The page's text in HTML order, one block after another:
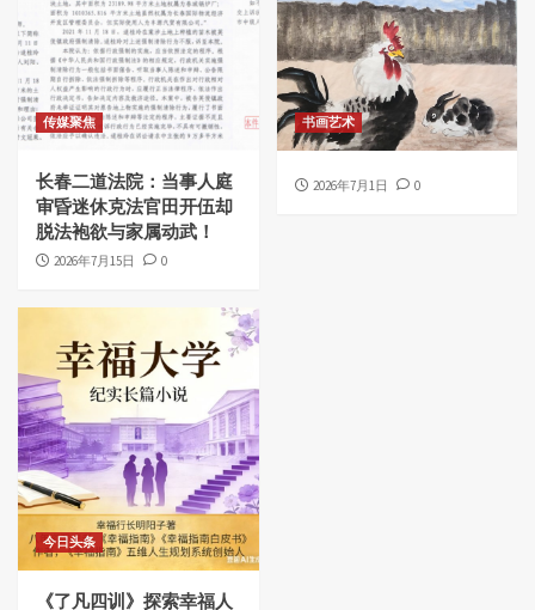
传媒聚焦
长春二道法院：当事人庭
审昏迷休克法官田开伍却
脱法袍欲与家属动武！
2026年7月15日 0
书画艺术
2026年7月1日 0
今日头条
《了凡四训》探索幸福人